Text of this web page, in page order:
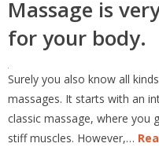
Massage is
for your body.
Surely you also know all
massages. It starts with an
classic massage, where you
stiff muscles. However,…